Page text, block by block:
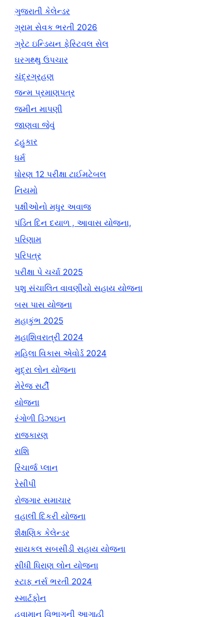
ગુજરાતી કેલેન્ડર
ગ્રામ સેવક ભરતી 2026
ગ્રેટ ઇન્ડિયન ફેસ્ટિવલ સેલ
ઘરગથ્થુ ઉપચાર
ચંદ્રગ્રહણ
જન્મ પ્રમાણપત્ર
જમીન માપણી
જાણવા જેવું
ટહુકાર
ધર્મ
ધોરણ 12 પરીક્ષા ટાઈમટેબલ
નિયમો
પક્ષીઓનો મધુર અવાજ
પંડિત દિન દયાળ , આવાસ યોજના,
પરિણામ
પરિપત્ર
પરીક્ષા પે ચર્ચા 2025
પશુ સંચાલિત વાવણીયો સહાય યોજના
બસ પાસ યોજના
મહાકુંભ 2025
મહાશિવરાત્રી 2024
મહિલા વિકાસ એવોર્ડ 2024
મુદ્રા લોન યોજના
મેરેજ સર્ટી
યોજના
રંગોળી ડિઝાઇન
રાજકારણ
રાશિ
રિચાર્જ પ્લાન
રેસીપી
રોજગાર સમાચાર
વહાલી દિકરી યોજના
શૈક્ષણિક કેલેન્ડર
સાયકલ સબસીડી સહાય યોજના
સીધી ધિરાણ લોન યોજના
સ્ટાફ નર્સ ભરતી 2024
સ્માર્ટફોન
હવામાન વિભાગની આગાહી